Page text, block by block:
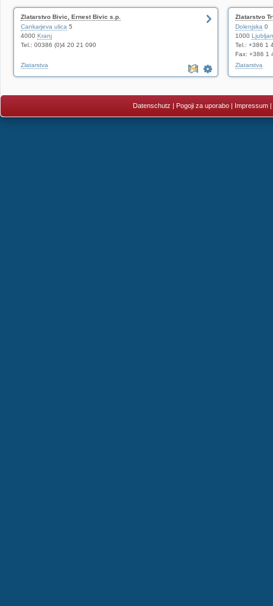
Zlatarstvo Bivic, Ernest Bivic s.p.
Cankarjeva ulica 5
4000 Kranj
Tel.: 00386 (0)4 20 21 090
Zlatarstva
Zlatarstvo
Dolenjska 0
1000
Tel.: +386 1
Fax: +386 1
Zlatarstva
Datenschutz | Pogoji za uporabo| Impressum|